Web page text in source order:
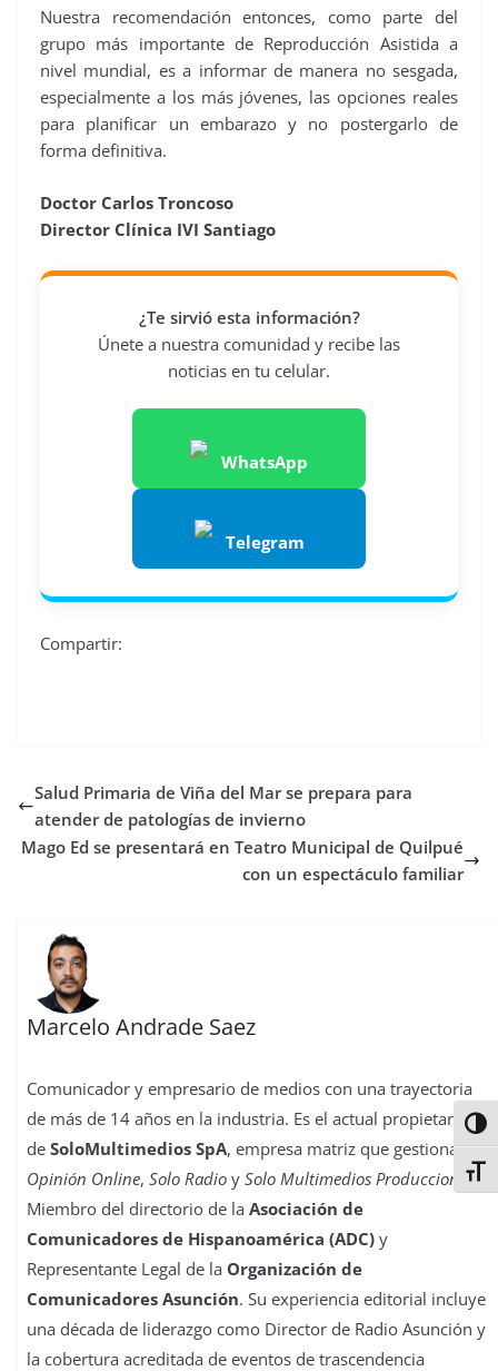
Nuestra recomendación entonces, como parte del
grupo más importante de Reproducción Asistida a
nivel mundial, es a informar de manera no sesgada,
especialmente a los más jóvenes, las opciones reales
para planificar un embarazo y no postergarlo de
forma definitiva.
Doctor Carlos Troncoso
Director Clínica IVI Santiago
¿Te sirvió esta información?
Únete a nuestra comunidad y recibe las
noticias en tu celular.
WhatsApp
Telegram
Compartir:
Salud Primaria de Viña del Mar se prepara para
atender de patologías de invierno
Mago Ed se presentará en Teatro Municipal de Quilpué
con un espectáculo familiar
Marcelo Andrade Saez
Comunicador y empresario de medios con una trayectoria
de más de 14 años en la industria. Es el actual propietario
deSoloMultimedios SpA, empresa matriz que gestionaLa
Opinión Online,Solo Radio ySolo Multimedios Producciones.
Miembro del directorio de laAsociación de
Comunicadores de Hispanoamérica (ADC) y
Representante Legal de la Organización de
Comunicadores Asunción. Su experiencia editorial incluye
una década de liderazgo como Director de Radio Asunción y
la cobertura acreditada de eventos de trascendencia